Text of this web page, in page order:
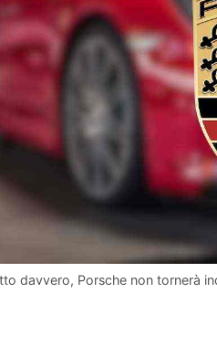
davvero, Porsche non tornerà